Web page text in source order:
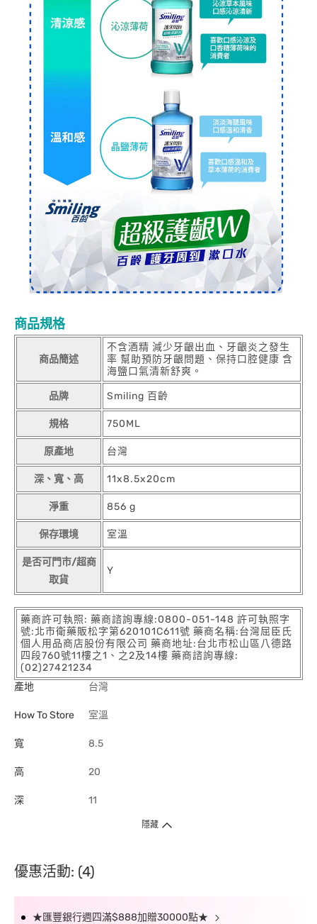
商品規格
商品簡述
不含酒精 減少牙齦出血、牙齦炎之發生
率 幫助預防牙齦問題、保持口腔健康 含
海鹽口氣清新舒爽。
品牌 Smiling 百齡
規格 750ML
原產地 台灣
深、寬、高 11x8.5x20cm
淨重 856 g
保存環境 室溫
是否可門市/超商
取貨
Y
藥商許可執照: 藥商諮詢專線:0800-051-148 許可執照字
號:北市衛藥販松字第620101C611號 藥商名稱:台灣屈臣氏
個人用品商店股份有限公司 藥商地址:台北市松山區八德路
四段760號11樓之1、之2及14樓 藥商諮詢專線:
(02)27421234
產地
台灣
How To Store 室溫
寬 8.5
高 20
深 11
隱藏
優惠活動: (4)
★匯豐銀行週四滿$888加贈30000點★